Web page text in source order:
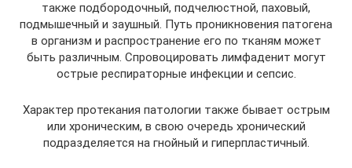
также подбородочный, подчелюстной, паховый,
подмышечный и заушный. Путь проникновения патогена
в организм и распространение его по тканям может
быть различным. Спровоцировать лимфаденит могут
острые респираторные инфекции и сепсис.
Характер протекания патологии также бывает острым
или хроническим, в свою очередь хронический
подразделяется на гнойный и гиперпластичный.